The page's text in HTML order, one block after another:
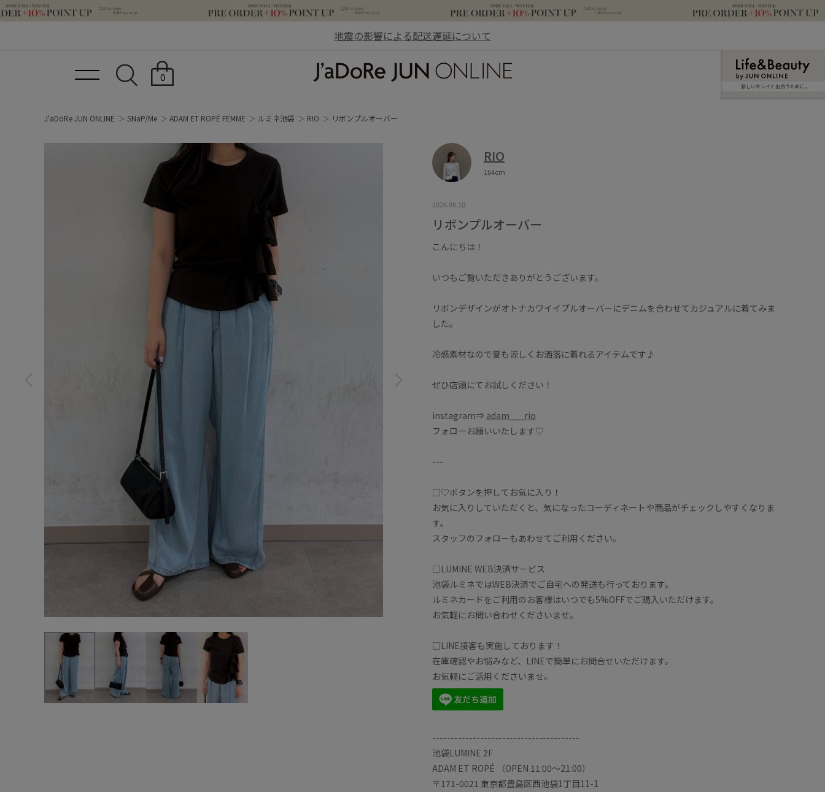
地震の影響による配送遅延について
0
新しいキレイと出合うために。
J'aDoRe JUN ONLINE SNaP/Me ADAM ET ROPÉ FEMME ルミネ池袋 RIO リボンプルオーバー
RIO
164cm
2026.06.10
リボンプルオーバー
こんにちは！
いつもご覧いただきありがとうございます。
リボンデザインがオトナカワイイプルオーバーにデニムを合わせてカジュアルに着てみま
した。
冷感素材なので夏も涼しくお洒落に着れるアイテムです♪
ぜひ店頭にてお試しください！
instagram⇒ adam___rio
フォローお願いいたします♡
---
□♡ボタンを押してお気に入り！
お気に入りしていただくと、気になったコーディネートや商品がチェックしやすくなりま
す。
スタッフのフォローもあわせてご利用ください。
□LUMINE WEB決済サービス
池袋ルミネではWEB決済でご自宅への発送も行っております。
ルミネカードをご利用のお客様はいつでも5%OFFでご購入いただけます。
お気軽にお問い合わせくださいませ。
□LINE接客も実施しております！
在庫確認やお悩みなど、LINEで簡単にお問合せいただけます。
お気軽にご活用くださいませ。
----------------------------------------
池袋LUMINE 2F
ADAM ET ROPÉ （OPEN 11:00〜21:00）
〒171-0021 東京都豊島区西池袋1丁目11-1